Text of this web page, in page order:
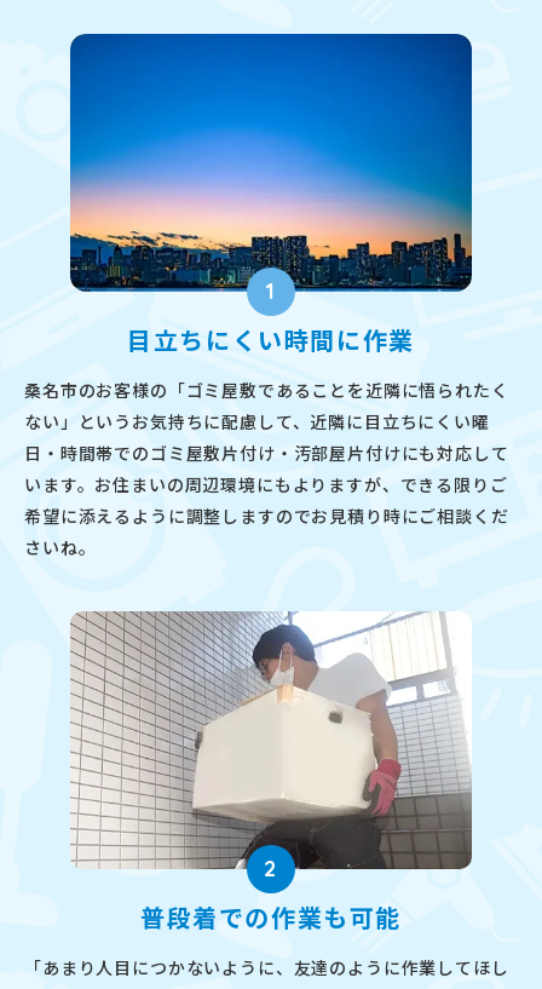
1
目立ちにくい時間に作業
桑名市のお客様の「ゴミ屋敷であることを近隣に悟られたく
ない」というお気持ちに配慮して、近隣に目立ちにくい曜
日・時間帯でのゴミ屋敷片付け・汚部屋片付けにも対応して
います。お住まいの周辺環境にもよりますが、できる限りご
希望に添えるように調整しますのでお見積り時にご相談くだ
さいね。
2
普段着での作業も可能
「あまり人目につかないように、友達のように作業してほし